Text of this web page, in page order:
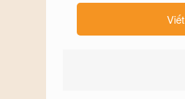
Công dụng
dưỡng chất quan trọng,